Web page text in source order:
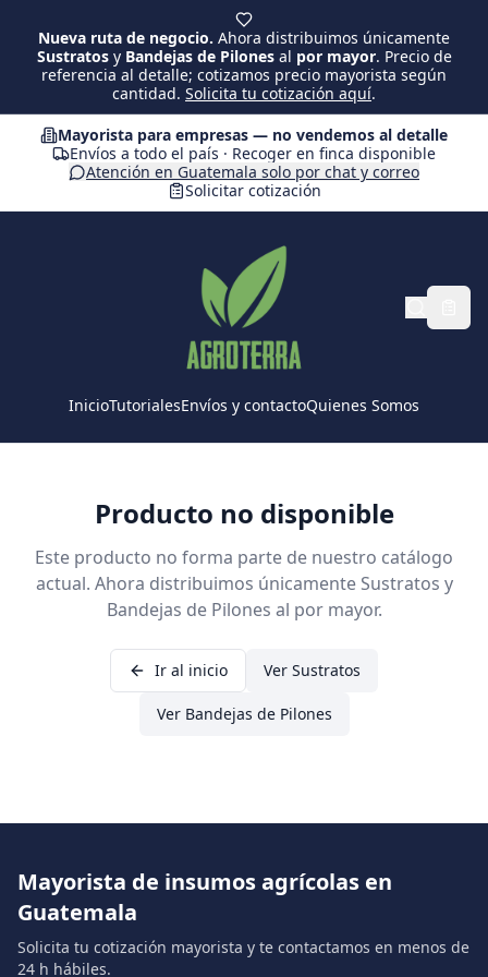
Nueva ruta de negocio. Ahora distribuimos únicamente
Sustratosy Bandejas de Pilonesal por mayor. Precio de
referencia al detalle; cotizamos precio mayorista según
cantidad. Solicita tu cotización aquí.
Mayorista para empresas — no vendemos al detalle
Envíos a todo el país · Recoger en finca disponible
Atención en Guatemala solo por chat y correo
Solicitar cotización
InicioTutorialesEnvíos y contactoQuienes Somos
Producto no disponible
Este producto no forma parte de nuestro catálogo
actual. Ahora distribuimos únicamente Sustratos y
Bandejas de Pilones al por mayor.
Ir al inicio Ver Sustratos
Ver Bandejas de Pilones
Mayorista de insumos agrícolas en
Guatemala
Solicita tu cotización mayorista y te contactamos en menos de
24 h hábiles.